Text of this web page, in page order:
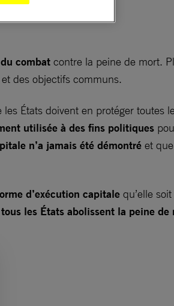
combat contre la peine de mort.
des objectifs communs.
États doivent en protéger toutes
utilisée à des fins politiques
n’a jamais été démontré et
d’exécution capitale qu’elle
les États abolissent la peine de